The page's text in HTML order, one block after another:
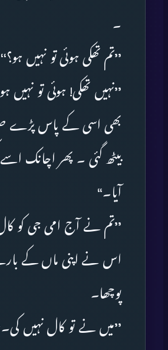
۔
’’تم تھکی ہوئی تو نہیں ہو؟‘‘
’’نہیں تھکی! ہوئی تو نہیں
بھی اسی کے پاس پڑے
بیٹھ گئی ۔ پھر اچانک
آیا۔‘‘
’’تم نے آج امی جی کو
اس نے اپنی ماں کے
پوچھا۔
’’میں نے تو کال نہیں